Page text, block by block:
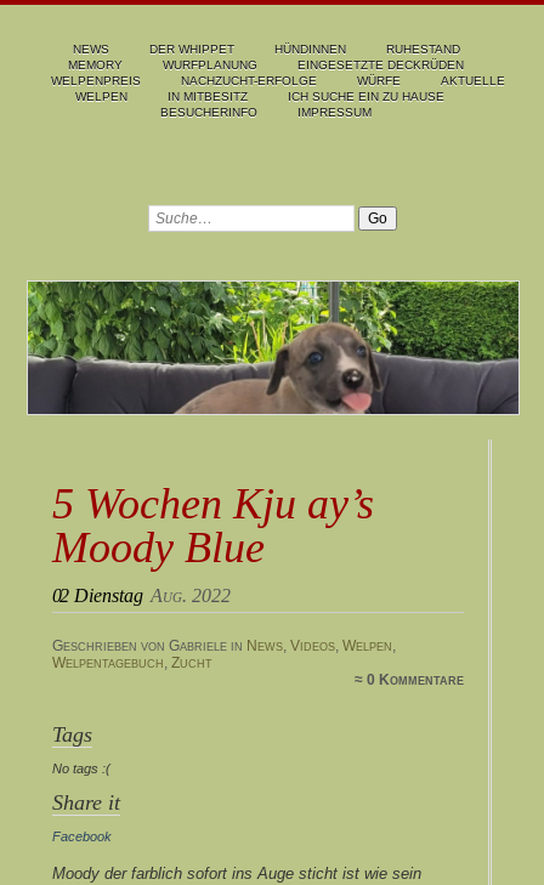
NEWS DER WHIPPET HÜNDINNEN
RUHESTAND
MEMORY
WURFPLANUNG
EINGESETZTE DECKRÜDEN
WELPENPREIS
NACHZUCHT-ERFOLGE WÜRFE
AKTUELLE
WELPEN
IN MITBESITZ
ICH SUCHE EIN ZU HAUSE
BESUCHERINFO
IMPRESSUM
5 Wochen Kju ay’s
Moody Blue
02 Dienstag Aug. 2022
Geschrieben von Gabriele in News, Videos, Welpen,
Welpentagebuch, Zucht
≈ 0 Kommentare
Tags
No tags :(
Share it
Facebook
Moody der farblich sofort ins Auge sticht ist wie sein